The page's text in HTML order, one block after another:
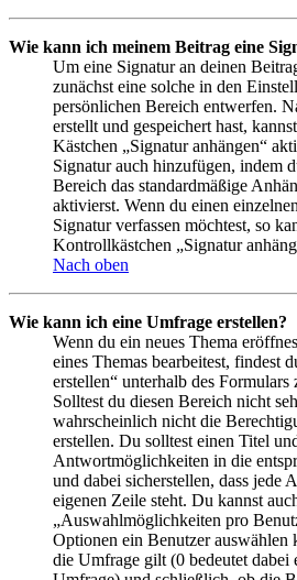
Wie kann ich meinem Beitrag eine
Um eine Signatur an deinen
zunächst eine solche in den
persönlichen Bereich entwerfen.
erstellt und gespeichert hast,
Kästchen „Signatur anhängen“
Signatur auch hinzufügen, indem
Bereich das standardmäßige
aktivierst. Wenn du einen
Signatur verfassen möchtest, so
Kontrollkästchen „Signatur
Nach oben
Wie kann ich eine Umfrage erstellen?
Wenn du ein neues Thema
eines Themas bearbeitest, findest
erstellen“ unterhalb des Formulars
Solltest du diesen Bereich nicht
wahrscheinlich nicht die
erstellen. Du solltest einen Titel
Antwortmöglichkeiten in die
und dabei sicherstellen, dass jede
eigenen Zeile steht. Du kannst
„Auswahlmöglichkeiten pro
Optionen ein Benutzer
die Umfrage gilt (0 bedeutet dabei